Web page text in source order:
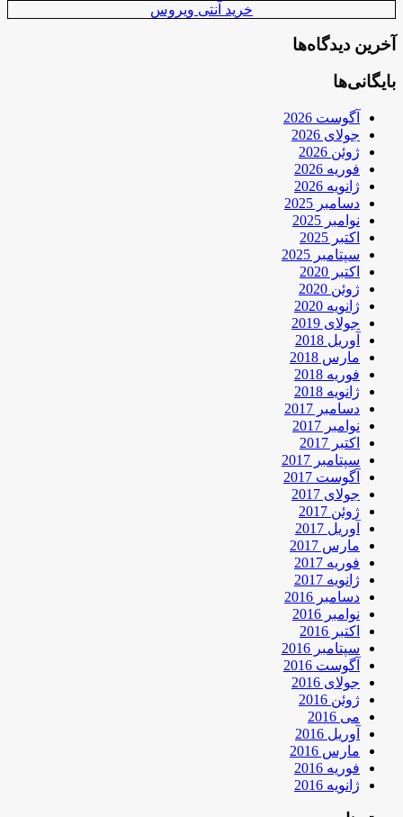
خرید آنتی ویروس
آخرین دیدگاه‌ها
بایگانی‌ها
آگوست 2026
جولای 2026
ژوئن 2026
فوریه 2026
ژانویه 2026
دسامبر 2025
نوامبر 2025
اکتبر 2025
سپتامبر 2025
اکتبر 2020
ژوئن 2020
ژانویه 2020
جولای 2019
آوریل 2018
مارس 2018
فوریه 2018
ژانویه 2018
دسامبر 2017
نوامبر 2017
اکتبر 2017
سپتامبر 2017
آگوست 2017
جولای 2017
ژوئن 2017
آوریل 2017
مارس 2017
فوریه 2017
ژانویه 2017
دسامبر 2016
نوامبر 2016
اکتبر 2016
سپتامبر 2016
آگوست 2016
جولای 2016
ژوئن 2016
می 2016
آوریل 2016
مارس 2016
فوریه 2016
ژانویه 2016